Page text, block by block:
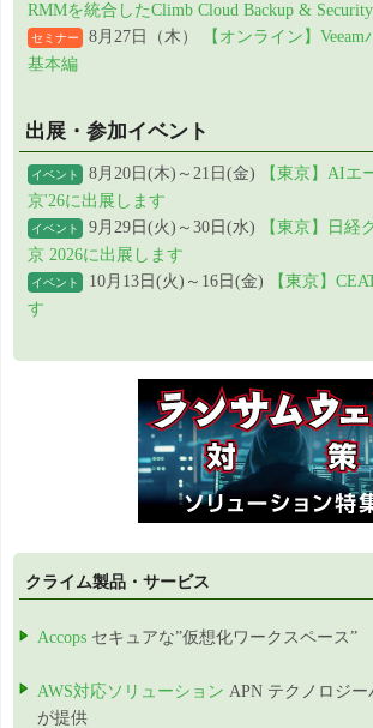
RMMを統合したClimb Cloud Backup & Security
セミナー 8月27日（木）
【オンライン】
基本編
出展・参加イベント
イベント 8月20日(木)～21日(金)
【東京】AIエ
京'26に出展します
イベント 9月29日(火)～30日(水)
【東京】日経
京 2026に出展します
イベント 10月13日(火)～16日(金)
【東京】
す
クライム製品・サービス
Accops セキュアな”仮想化ワークスペース”
AWS対応ソリューション APN テクノロジ
が提供